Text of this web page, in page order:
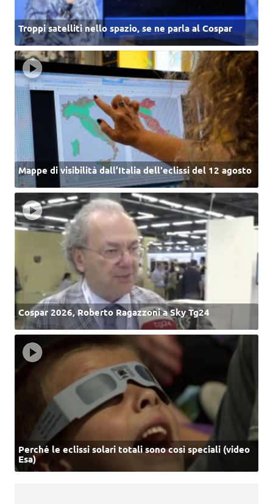
Troppi satelliti nello spazio, se ne parla al Cospar
Mappe di visibilità dall’Italia dell'eclissi del 12 agosto
Cospar 2026, Roberto Ragazzoni a Sky Tg24
Perché le eclissi solari totali sono così speciali (video
Esa)